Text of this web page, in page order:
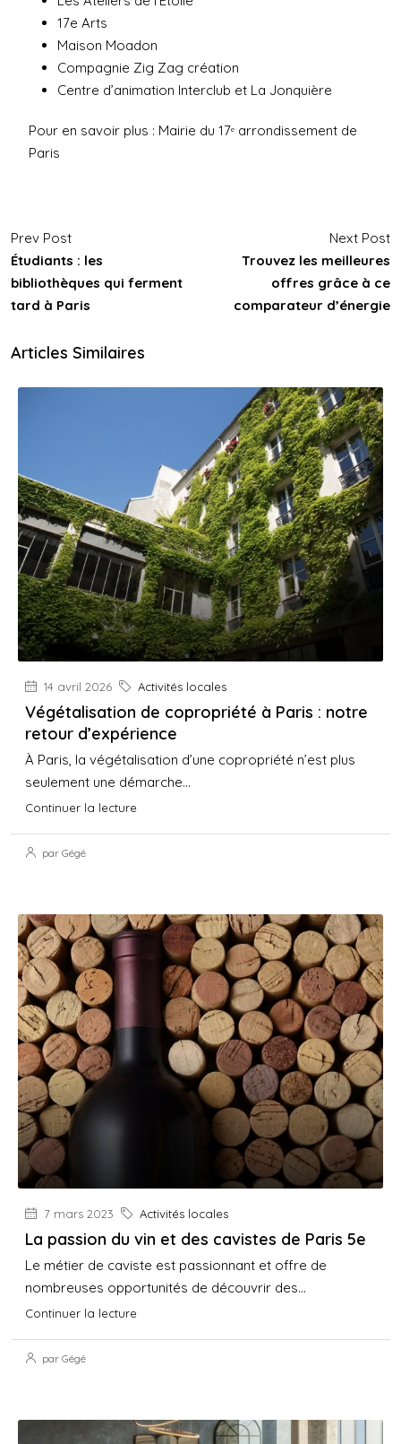
17e Arts
Maison Moadon
Compagnie Zig Zag création
Centre d’animation Interclub et La Jonquière
Pour en savoir plus : Mairie du 17ᵉ arrondissement de
Paris
Prev Post
Étudiants : les
bibliothèques qui ferment
tard à Paris
Next Post
Trouvez les meilleures
offres grâce à ce
comparateur d’énergie
Articles Similaires
14 avril 2026 Activités locales
Végétalisation de copropriété à Paris : notre
retour d’expérience
À Paris, la végétalisation d’une copropriété n’est plus
seulement une démarche...
Continuer la lecture
par Gégé
7 mars 2023 Activités locales
La passion du vin et des cavistes de Paris 5e
Le métier de caviste est passionnant et offre de
nombreuses opportunités de découvrir des...
Continuer la lecture
par Gégé